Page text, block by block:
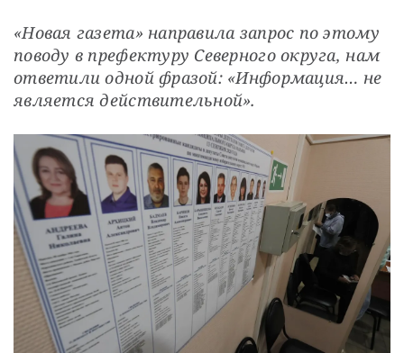
«Новая газета» направила запрос по этому
поводу в префектуру Северного округа, нам
ответили одной фразой: «Информация… не
является действительной».